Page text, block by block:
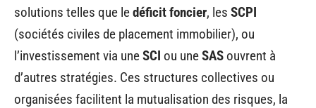
solutions telles que ledéficit foncier, les SCPI
(sociétés civiles de placement immobilier), ou
l’investissement via uneSCI ou uneSAS ouvrent à
d’autres stratégies. Ces structures collectives ou
organisées facilitent la mutualisation des risques, la